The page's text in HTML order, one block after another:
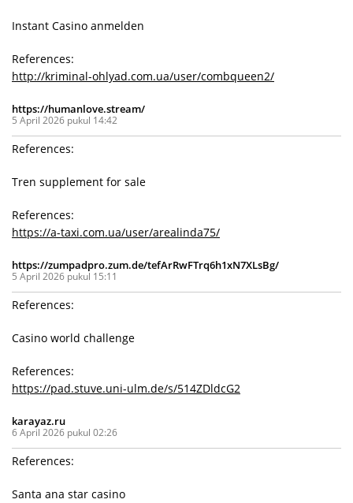
Instant Casino anmelden
References:
http://kriminal-ohlyad.com.ua/user/combqueen2/
https://humanlove.stream/
5 April 2026 pukul 14:42
References:
Tren supplement for sale
References:
https://a-taxi.com.ua/user/arealinda75/
https://zumpadpro.zum.de/tefArRwFTrq6h1xN7XLsBg/
5 April 2026 pukul 15:11
References:
Casino world challenge
References:
https://pad.stuve.uni-ulm.de/s/514ZDldcG2
karayaz.ru
6 April 2026 pukul 02:26
References:
Santa ana star casino